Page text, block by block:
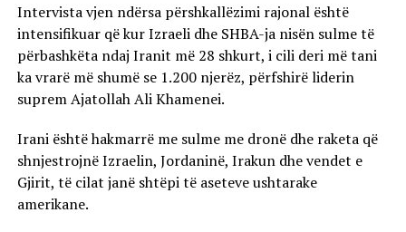
Intervista vjen ndërsa përshkallëzimi rajonal është
intensifikuar që kur Izraeli dhe SHBA-ja nisën sulme të
përbashkëta ndaj Iranit më 28 shkurt, i cili deri më tani
ka vrarë më shumë se 1.200 njerëz, përfshirë liderin
suprem Ajatollah Ali Khamenei.
Irani është hakmarrë me sulme me dronë dhe raketa që
shnjestrojnë Izraelin, Jordaninë, Irakun dhe vendet e
Gjirit, të cilat janë shtëpi të aseteve ushtarake
amerikane.